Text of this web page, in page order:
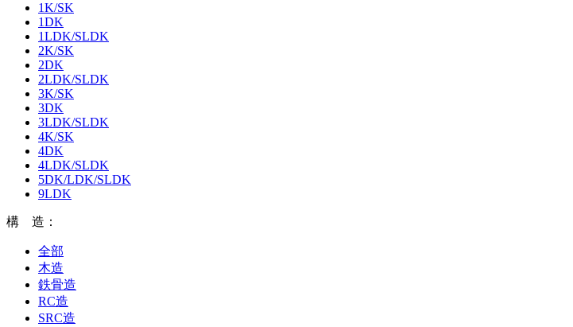
1K/SK
1DK
1LDK/SLDK
2K/SK
2DK
2LDK/SLDK
3K/SK
3DK
3LDK/SLDK
4K/SK
4DK
4LDK/SLDK
5DK/LDK/SLDK
9LDK
構 造：
全部
木造
鉄骨造
RC造
SRC造